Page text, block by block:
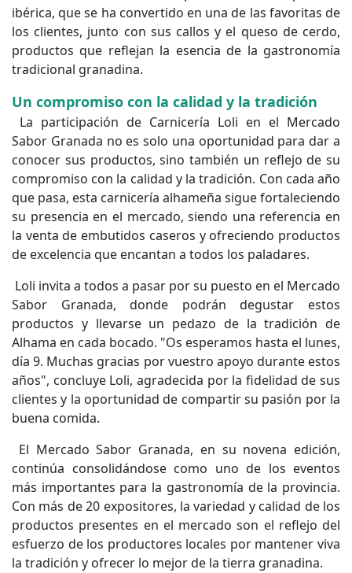
ibérica, que se ha convertido en una de las favoritas de
los clientes, junto con sus callos y el queso de cerdo,
productos que reflejan la esencia de la gastronomía
tradicional granadina.
Un compromiso con la calidad y la tradición
La participación de Carnicería Loli en el Mercado
Sabor Granada no es solo una oportunidad para dar a
conocer sus productos, sino también un reflejo de su
compromiso con la calidad y la tradición. Con cada año
que pasa, esta carnicería alhameña sigue fortaleciendo
su presencia en el mercado, siendo una referencia en
la venta de embutidos caseros y ofreciendo productos
de excelencia que encantan a todos los paladares.
Loli invita a todos a pasar por su puesto en el Mercado
Sabor Granada, donde podrán degustar estos
productos y llevarse un pedazo de la tradición de
Alhama en cada bocado. "Os esperamos hasta el lunes,
día 9. Muchas gracias por vuestro apoyo durante estos
años", concluye Loli, agradecida por la fidelidad de sus
clientes y la oportunidad de compartir su pasión por la
buena comida.
El Mercado Sabor Granada, en su novena edición,
continúa consolidándose como uno de los eventos
más importantes para la gastronomía de la provincia.
Con más de 20 expositores, la variedad y calidad de los
productos presentes en el mercado son el reflejo del
esfuerzo de los productores locales por mantener viva
la tradición y ofrecer lo mejor de la tierra granadina.